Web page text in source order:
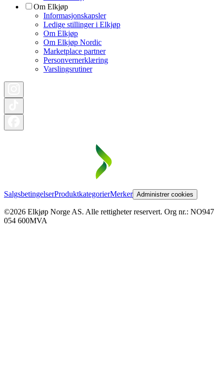
Om Elkjøp
Informasjonskapsler
Ledige stillinger i Elkjøp
Om Elkjøp
Om Elkjøp Nordic
Marketplace partner
Personvernerklæring
Varslingsrutiner
SalgsbetingelserProduktkategorierMerker Administrer cookies
©2026 Elkjøp Norge AS. Alle rettigheter reservert. Org nr.: NO947
054 600MVA